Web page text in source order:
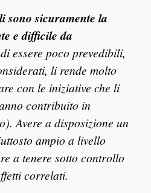
sono sicuramente la
e difficile da
essere poco prevedibili,
li rende molto
con le iniziative che li
contribuito in
Avere a disposizione un
ampio a livello
a tenere sotto controllo
correlati.